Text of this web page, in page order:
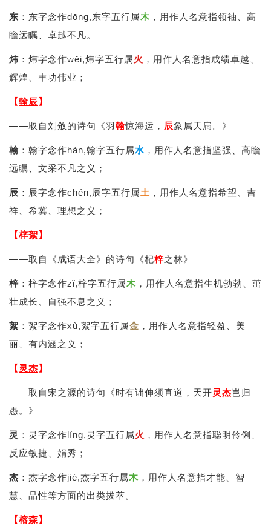
东 ：东字念作dōng,东字五行属木 ，用作人名意指领袖、高
瞻远瞩、卓越不凡。
炜 ：炜字念作wěi,炜字五行属火 ，用作人名意指成绩卓越、
辉煌、丰功伟业；
【翰辰】
——取自刘攽的诗句《羽翰惊海运， 辰象属天扃。》
翰 ：翰字念作hàn,翰字五行属水 ，用作人名意指坚强、高瞻
远瞩、文采不凡之义；
辰 ：辰字念作chén,辰字五行属土 ，用作人名意指希望、吉
祥、希冀、理想之义；
【梓絮】
——取自《成语大全》的诗句《杞梓之林》
梓 ：梓字念作zǐ,梓字五行属木 ，用作人名意指生机勃勃、茁
壮成长、自强不息之义；
絮 ：絮字念作xù,絮字五行属金 ，用作人名意指轻盈、美
丽、有内涵之义；
【灵杰】
——取自宋之源的诗句《时有诎伸须直道，天开灵杰岂归
愚。》
灵 ：灵字念作líng,灵字五行属火 ，用作人名意指聪明伶俐、
反应敏捷、娟秀；
杰 ：杰字念作jié,杰字五行属木 ，用作人名意指才能、智
慧、品性等方面的出类拔萃。
【榕森】